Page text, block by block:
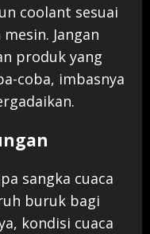
coolant sesuai
Jangan
produk yang
coba, imbasnya
sangka cuaca
buruk bagi
kondisi cuaca